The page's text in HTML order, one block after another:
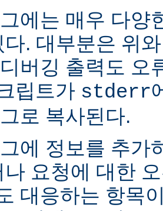
에는 매우 다양
다. 대부분은 위
버깅 출력도 오
립트가 stderr
로 복사된다.
에 정보를 추가
나 요청에 대한
대응하는 항목